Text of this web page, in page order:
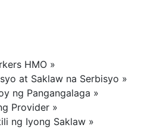
HMO »
at Saklaw na Serbisyo »
ng Pangangalaga »
Provider »
ng Iyong Saklaw »